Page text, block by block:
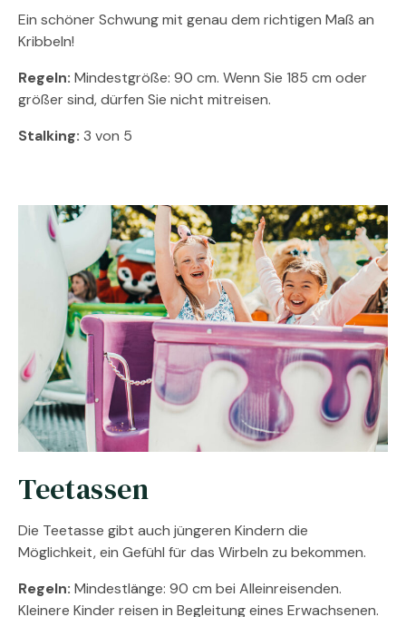
Ein schöner Schwung mit genau dem richtigen Maß an
Kribbeln!
Regeln: Mindestgröße: 90 cm. Wenn Sie 185 cm oder
größer sind, dürfen Sie nicht mitreisen.
Stalking: 3 von 5
Teetassen
Die Teetasse gibt auch jüngeren Kindern die
Möglichkeit, ein Gefühl für das Wirbeln zu bekommen.
Regeln: Mindestlänge: 90 cm bei Alleinreisenden.
Kleinere Kinder reisen in Begleitung eines Erwachsenen.